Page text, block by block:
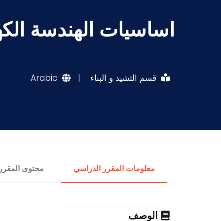
اساسيات الهندسة
قسم التشيد و البناء |
Arabic
معلومات المقرر الدراسي محتوى المقرر
الوصف